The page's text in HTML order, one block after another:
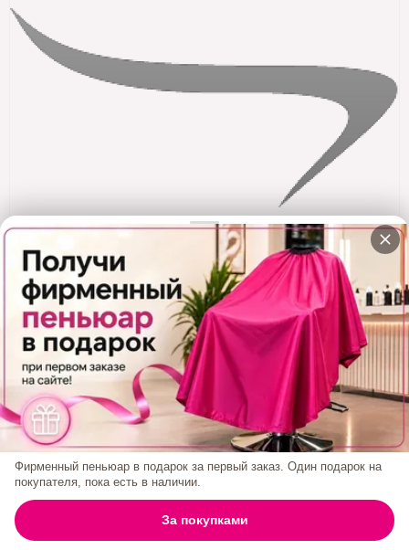
Завершающие маски
Ещё категории
✓ Отправка 24ч · ✓ Оригинал ✓ Поддержка
ГЛАВНАЯ ПОИСК КОРЗИНА АККАУНТ
Stable Mask - Кислая Маска-Стабилизатор Для
Завершения Процедур 400 Мл
Код товара:
3 100₽
Фирменный пеньюар в подарок за первый заказ. Один подарок на
покупателя, пока есть в наличии.
За покупками